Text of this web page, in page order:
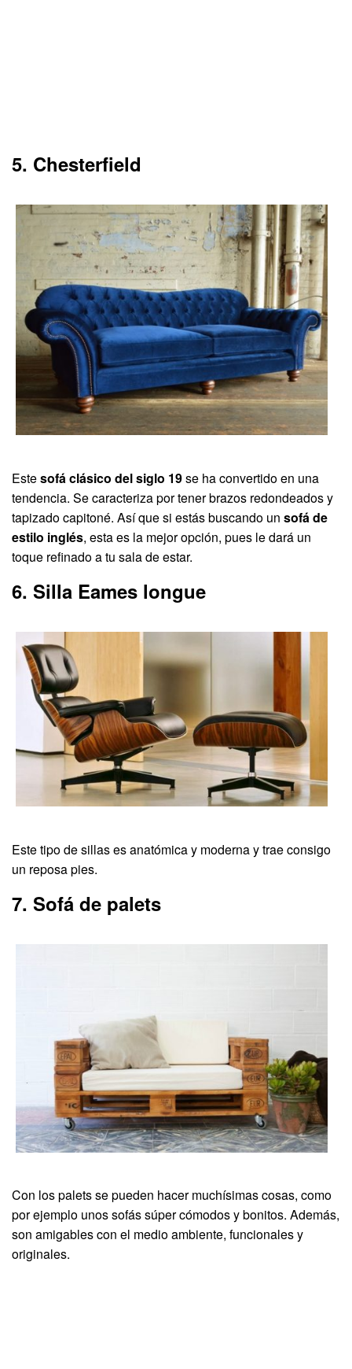
5. Chesterfield
Estesofá clásico del siglo 19se ha convertido en una
tendencia. Se caracteriza por tener brazos redondeados y
tapizado capitoné. Así que si estás buscando un sofá de
estilo inglés, esta es la mejor opción, pues le dará un
toque refinado a tu sala de estar.
6. Silla Eames longue
Este tipo de sillas es anatómica y moderna y trae consigo
un reposa pies.
7. Sofá de palets
Con los palets se pueden hacer muchísimas cosas, como
por ejemplo unos sofás súper cómodos y bonitos. Además,
son amigables con el medio ambiente, funcionales y
originales.